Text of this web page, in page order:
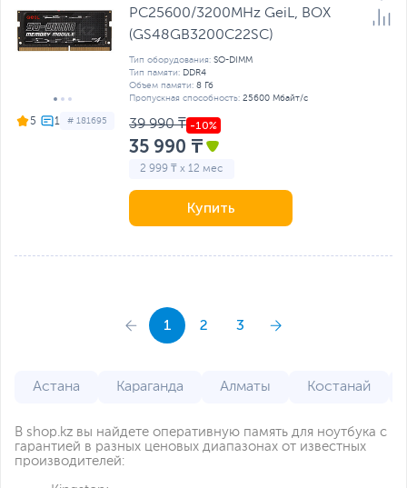
5 # 181695
PC25600/3200MHz GeiL, BOX
(GS48GB3200C22SC)
Тип оборудования: SO-DIMM
Тип памяти: DDR4
Объем памяти: 8 Гб
Пропускная способность: 25600 Мбайт/с
39 990 ₸
35 990 ₸
2 999 ₸ x 12 мес
Купить
1 2 3
Астана Караганда Алматы Костанай
В shop.kz вы найдете оперативную память для ноутбука с
гарантией в разных ценовых диапазонах от известных
производителей: